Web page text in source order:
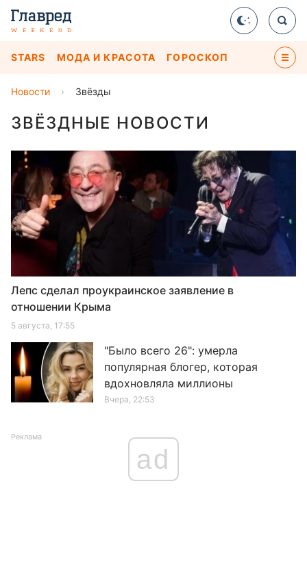
STARS МОДА И КРАСОТА ГОРОСКОП
Новости › Звёзды
ЗВЁЗДНЫЕ НОВОСТИ
Лепс сделал проукраинское заявление в
отношении Крыма
5 августа, 17:55
"Было всего 26": умерла
популярная блогер, которая
вдохновляла миллионы
Вчера, 22:53
Реклама
ad